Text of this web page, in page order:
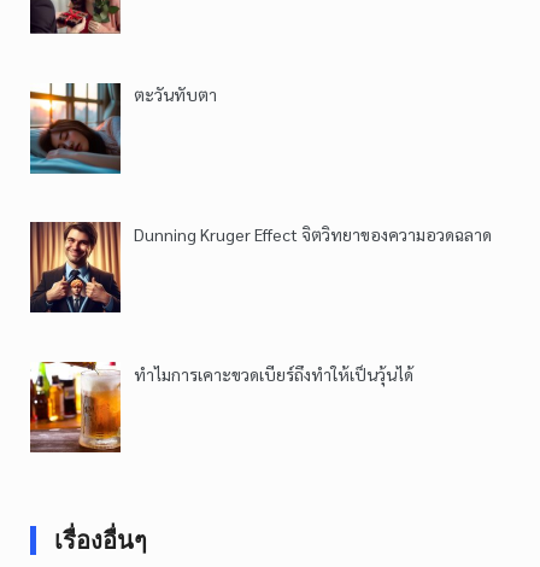
ตะวันทับตา
Dunning Kruger Effect จิตวิทยาของความอวดฉลาด
ทำไมการเคาะขวดเบียร์ถึงทำให้เป็นวุ้นได้
เรื่องอื่นๆ